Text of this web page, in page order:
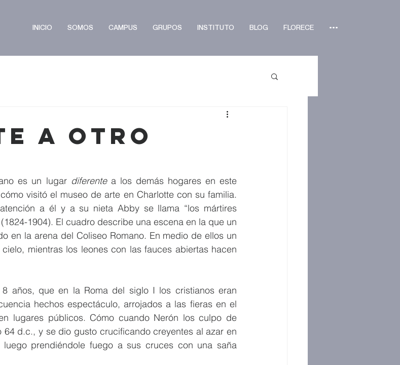
INICIO SOMOS CAMPUS GRUPOS INSTITUTO BLOG FLORECE •••
a Otro
es un lugar diferente a los demás hogares en este
visitó el museo de arte en Charlotte con su familia.
a él y a su nieta Abby se llama “los mártires
1904). El cuadro describe una escena en la que un
en la arena del Coliseo Romano. En medio de ellos un
mientras los leones con las fauces abiertas hacen
años, que en la Roma del siglo I los cristianos eran
hechos espectáculo, arrojados a las fieras en el
lugares públicos. Cómo cuando Nerón los culpo de
64 d.c., y se dio gusto crucificando creyentes al azar en
prendiéndole fuego a sus cruces con una saña